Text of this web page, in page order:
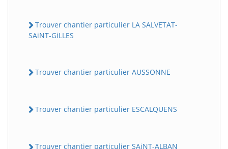
Trouver chantier particulier LA SALVETAT-
SAiNT-GiLLES
Trouver chantier particulier AUSSONNE
Trouver chantier particulier ESCALQUENS
Trouver chantier particulier SAiNT-ALBAN